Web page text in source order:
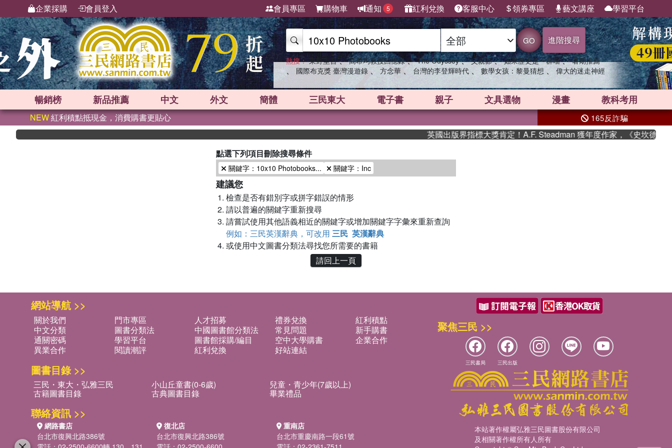
企業採購 會員登入 會員專區 購物車 通知 5 紅利兌換 客服中心 領券專區 藝文講座 學習平台
GO 進階搜尋
熱搜： 東野圭吾 、 高希均教授回憶錄 、 The Odyssey 、 父親節 、 如果歷史是一群喵 、 暑期推薦
、 國際布克獎 臺灣漫遊錄 、 方念華 、 台灣的李登輝時代 、 數學女孩：黎曼猜想 、 偉大的迷走神經
暢銷榜 新品推薦 中文 外文 簡體 三民東大 電子書 親子 文具選物 漫畫 教科考用
NEW紅利積點抵現金，消費購書更貼心 165反詐騙
英國出版界指標大獎肯定！A.F. Steadman 獲年度作家，《史坎德》系
點選下列項目刪除搜尋條件
關鍵字：10x10 Photobooks... 關鍵字：Inc
建議您
檢查是否有錯別字或拼字錯誤的情形
請以普遍的關鍵字重新搜尋
請嘗試使用其他語義相近的關鍵字或增加關鍵字字彙來重新查詢
例如：三民英漢辭典，可改用 三民 英漢辭典
或使用中文圖書分類法尋找您所需要的書籍
請回上一頁
網站導航 >>
關於我們 門市專區 人才招募 禮券兌換
紅利積點
中文分類
圖書分類法 中國圖書館分類法 常見問題
新手購書
通關密碼
學習平台 圖書館採購/編目 空中大學購書
企業合作
異業合作
閱讀潮評 紅利兌換 好站連結
圖書目錄 >>
三民・東大・弘雅三民 小山丘童書(0-6歲) 兒童・青少年(7歲以上)
古籍圖書目錄 古典圖書目錄 畢業禮品
聯絡資訊 >>
網路書店
台北市復興北路386號
復北店
台北市復興北路386號
重南店
台北市重慶南路一段61號
聚焦三民 >>
三民書局 三民出版
本站著作權屬弘雅三民圖書股份有限公司
及相關著作權所有人所有